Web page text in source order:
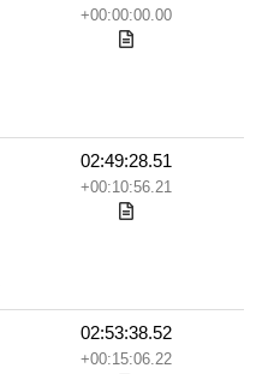
+00:00:00.00
02:49:28.51
+00:10:56.21
02:53:38.52
+00:15:06.22